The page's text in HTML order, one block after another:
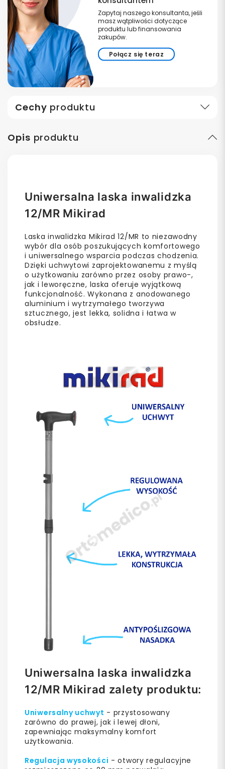
Zapytaj naszego konsultanta, jeśli
masz wątpliwości dotyczące
produktu lub finansowania
zakupów.
Połącz się teraz
Cechy produktu
Opis produktu
Uniwersalna laska inwalidzka
12/MR Mikirad
Laska inwalidzka Mikirad 12/MR to niezawodny
wybór dla osób poszukujących komfortowego
i uniwersalnego wsparcia podczas chodzenia.
Dzięki uchwytowi zaprojektowanemu z myślą
o użytkowaniu zarówno przez osoby prawo-,
jak i leworęczne, laska oferuje wyjątkową
funkcjonalność. Wykonana z anodowanego
aluminium i wytrzymałego tworzywa
sztucznego, jest lekka, solidna i łatwa w
obsłudze.
Uniwersalna laska inwalidzka
12/MR Mikirad zalety produktu:
Uniwersalny uchwyt - przystosowany
zarówno do prawej, jak i lewej dłoni,
zapewniając maksymalny komfort
użytkowania.
Regulacja wysokości - otwory regulacyjne